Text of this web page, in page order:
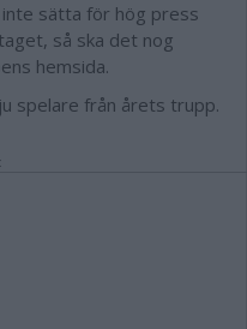
sätta för hög press
så ska det nog
hemsida.
spelare från årets trupp.